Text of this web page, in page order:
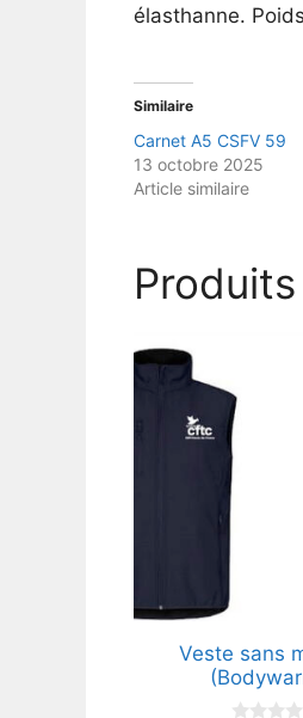
élasthanne.
Similaire
Carnet A5 CSFV 59
13 octobre 2025
Article similaire
Veste sans